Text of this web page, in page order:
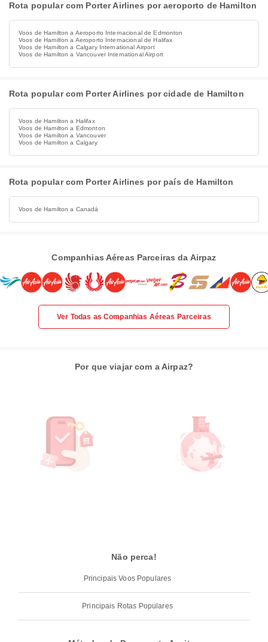
Rota popular com Porter Airlines por aeroporto de Hamilton
Voos de Hamilton a Aeroporto Internacional de Edmonton
Voos de Hamilton a Aeroporto Internacional de Halifax
Voos de Hamilton a Calgary International Airport
Voos de Hamilton a Vancouver International Airport
Rota popular com Porter Airlines por cidade de Hamilton
Voos de Hamilton a Halifax
Voos de Hamilton a Edmonton
Voos de Hamilton a Vancouver
Voos de Hamilton a Calgary
Rota popular com Porter Airlines por país de Hamilton
Voos de Hamilton a Canadá
Companhias Aéreas Parceiras da Airpaz
Ver Todas as Companhias Aéreas Parceiras
Por que viajar com a Airpaz?
Não perca!
Principais Voos Populares
Principais Rotas Populares